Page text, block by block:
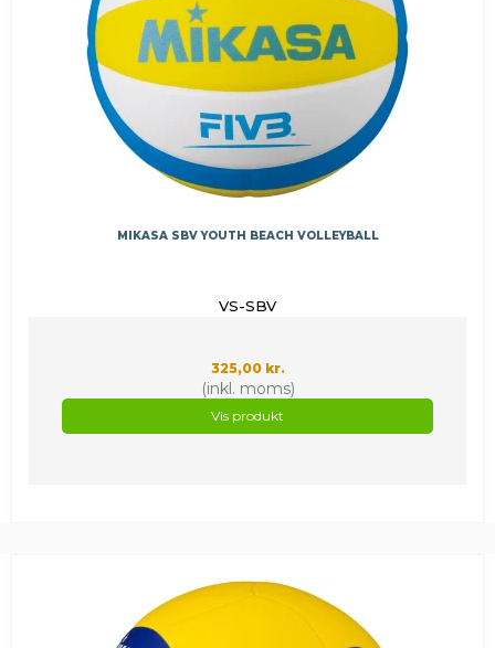
MIKASA SBV YOUTH BEACH VOLLEYBALL
VS-SBV
325,00 kr.
(inkl. moms)
Vis produkt